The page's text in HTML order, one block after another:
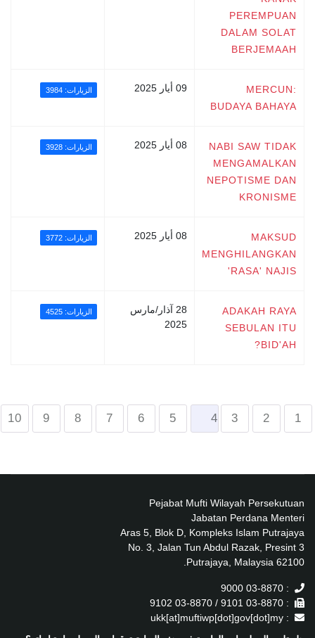
PEREMPUAN
DALAM SOLAT
BERJEMAAH
MERCUN:
BUDAYA BAHAYA
09 أيار 2025 الزيارات: 3984
NABI SAW TIDAK
MENGAMALKAN
NEPOTISME DAN
KRONISME
08 أيار 2025 الزيارات: 3928
MAKSUD
MENGHILANGKAN
'RASA' NAJIS
08 أيار 2025 الزيارات: 3772
ADAKAH RAYA
SEBULAN ITU
BID'AH?
28 آذار/مارس
2025
الزيارات: 4525
1
2
3
4
5
6
7
8
9
10
Pejabat Mufti Wilayah Persekutuan
Jabatan Perdana Menteri
Aras 5, Blok D, Kompleks Islam Putrajaya
No. 3, Jalan Tun Abdul Razak, Presint 3
62100 Putrajaya, Malaysia.
: 03-8870 9000
: 03-8870 9101 / 03-8870 9102
: ukk[at]muftiwp[dot]gov[dot]my